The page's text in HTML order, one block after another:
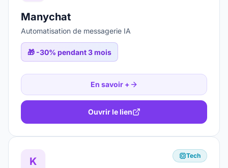
Manychat
Automatisation de messagerie IA
🎁 -30% pendant 3 mois
En savoir +
Ouvrir le lien
K Tech